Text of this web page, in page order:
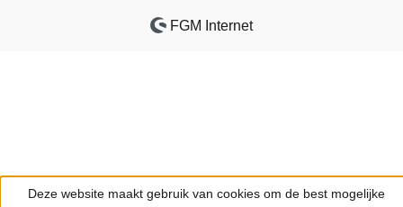
FGM Internet
Deze website maakt gebruik van cookies om de best mogelijke